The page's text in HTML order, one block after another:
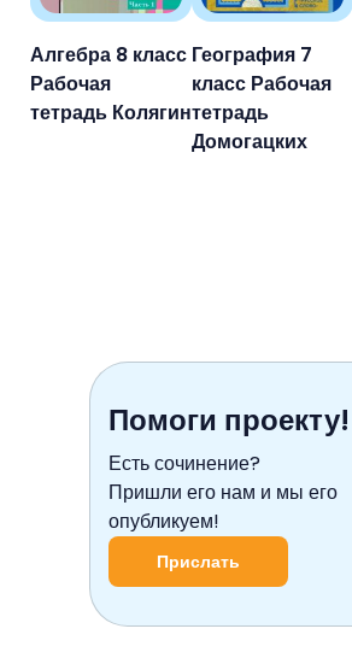
Алгебра 8 класс
Рабочая
тетрадь Колягин
География 7
класс Рабочая
тетрадь
Домогацких
Помоги проекту!
Есть сочинение?
Пришли его нам и мы его
опубликуем!
Прислать